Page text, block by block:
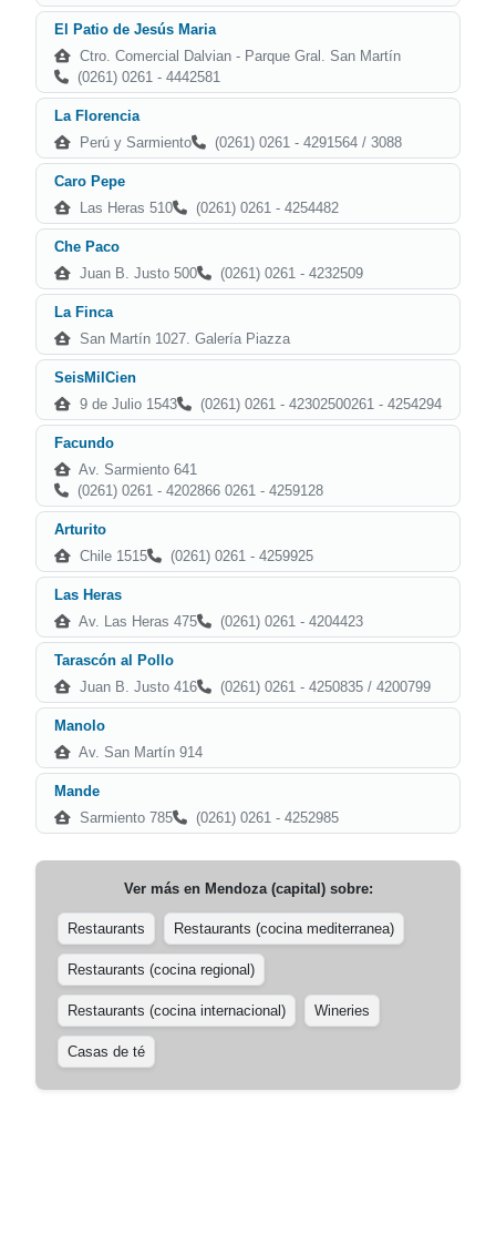
El Patio de Jesús Maria
Ctro. Comercial Dalvian - Parque Gral. San Martín
(0261) 0261 - 4442581
La Florencia
Perú y Sarmiento
(0261) 0261 - 4291564 / 3088
Caro Pepe
Las Heras 510
(0261) 0261 - 4254482
Che Paco
Juan B. Justo 500
(0261) 0261 - 4232509
La Finca
San Martín 1027. Galería Piazza
SeisMilCien
9 de Julio 1543
(0261) 0261 - 42302500261 - 4254294
Facundo
Av. Sarmiento 641
(0261) 0261 - 4202866 0261 - 4259128
Arturito
Chile 1515
(0261) 0261 - 4259925
Las Heras
Av. Las Heras 475
(0261) 0261 - 4204423
Tarascón al Pollo
Juan B. Justo 416
(0261) 0261 - 4250835 / 4200799
Manolo
Av. San Martín 914
Mande
Sarmiento 785
(0261) 0261 - 4252985
Ver más en Mendoza (capital)sobre:
Restaurants Restaurants (cocina mediterranea)
Restaurants (cocina regional)
Restaurants (cocina internacional) Wineries
Casas de té